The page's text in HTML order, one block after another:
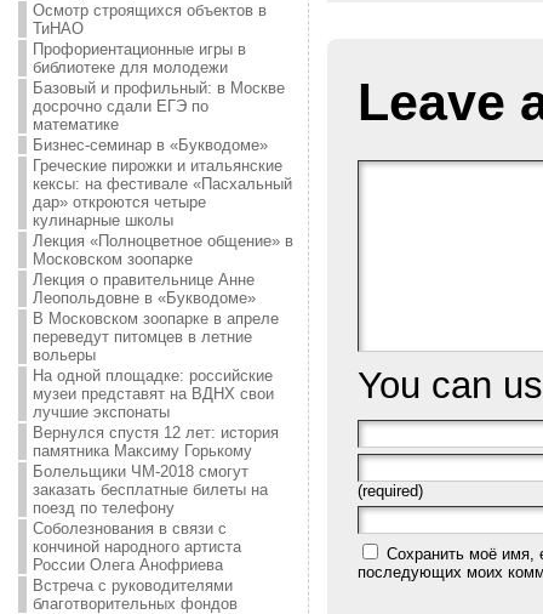
Осмотр строящихся объектов в
ТиНАО
Профориентационные игры в
библиотеке для молодежи
Базовый и профильный: в Москве
досрочно сдали ЕГЭ по
математике
Бизнес-семинар в «Букводоме»
Греческие пирожки и итальянские
кексы: на фестивале «Пасхальный
дар» откроются четыре
кулинарные школы
Лекция «Полноцветное общение» в
Московском зоопарке
Лекция о правительнице Анне
Леопольдовне в «Букводоме»
В Московском зоопарке в апреле
переведут питомцев в летние
вольеры
На одной площадке: российские
музеи представят на ВДНХ свои
лучшие экспонаты
Вернулся спустя 12 лет: история
памятника Максиму Горькому
Болельщики ЧМ-2018 смогут
заказать бесплатные билеты на
поезд по телефону
Соболезнования в связи с
кончиной народного артиста
России Олега Анофриева
Встреча с руководителями
благотворительных фондов
Leave
You can
(required)
Сохранить моё имя,
последующих моих